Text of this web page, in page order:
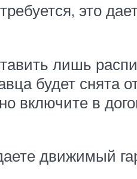
это
лишь
будет снята
включите в
движимый